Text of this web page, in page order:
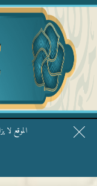
الموقع لا
قال الشيخ